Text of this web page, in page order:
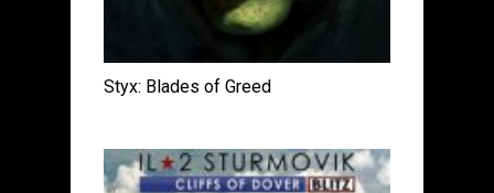
Styx: Blades of Greed